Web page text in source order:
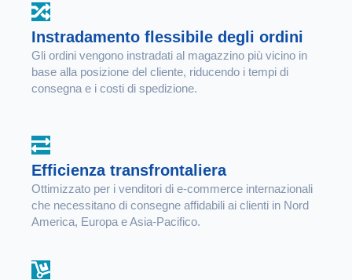
Instradamento flessibile degli ordini
Gli ordini vengono instradati al magazzino più vicino in
base alla posizione del cliente, riducendo i tempi di
consegna e i costi di spedizione.
Efficienza transfrontaliera
Ottimizzato per i venditori di e-commerce internazionali
che necessitano di consegne affidabili ai clienti in Nord
America, Europa e Asia-Pacifico.